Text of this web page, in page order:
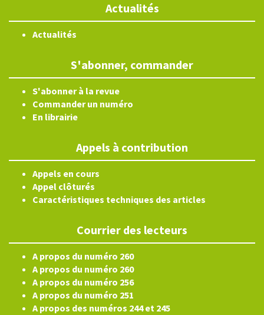
Actualités
Actualités
S'abonner, commander
S'abonner à la revue
Commander un numéro
En librairie
Appels à contribution
Appels en cours
Appel clôturés
Caractéristiques techniques des articles
Courrier des lecteurs
A propos du numéro 260
A propos du numéro 260
A propos du numéro 256
A propos du numéro 251
A propos des numéros 244 et 245